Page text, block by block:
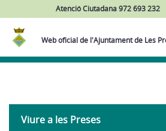
Atenció Ciutadana 972 693 232
Web oficial de l'Ajuntament de Les
Navega
Viure a les Preses